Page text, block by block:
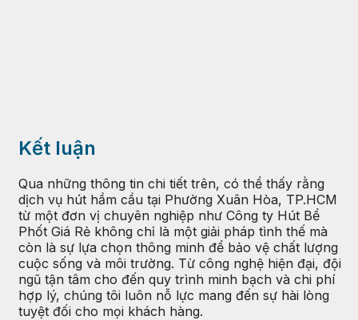
Kết luận
Qua những thông tin chi tiết trên, có thể thấy rằng
dịch vụ hút hầm cầu tại Phường Xuân Hòa, TP.HCM
từ một đơn vị chuyên nghiệp như Công ty Hút Bể
Phốt Giá Rẻ không chỉ là một giải pháp tình thế mà
còn là sự lựa chọn thông minh để bảo vệ chất lượng
cuộc sống và môi trường. Từ công nghệ hiện đại, đội
ngũ tận tâm cho đến quy trình minh bạch và chi phí
hợp lý, chúng tôi luôn nỗ lực mang đến sự hài lòng
tuyệt đối cho mọi khách hàng.